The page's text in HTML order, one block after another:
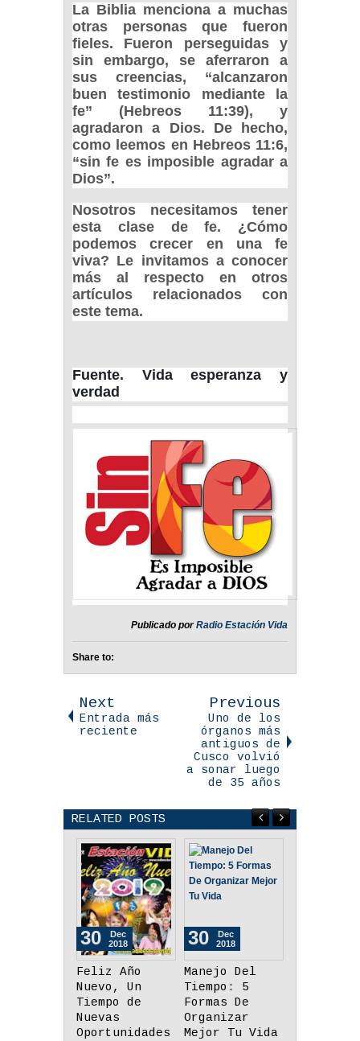
La Biblia menciona a muchas
otras personas que fueron
fieles. Fueron perseguidas y
sin embargo, se aferraron a
sus creencias, “alcanzaron
buen testimonio mediante la
fe” (Hebreos 11:39), y
agradaron a Dios. De hecho,
como leemos en Hebreos 11:6,
“sin fe es imposible agradar a
Dios”.
Nosotros necesitamos tener
esta clase de fe. ¿Cómo
podemos crecer en una fe
viva? Le invitamos a conocer
más al respecto en otros
artículos relacionados con
este tema.
Fuente. Vida esperanza y
verdad
Publicado porRadio Estación Vida
Share to:
Next
Entrada más
reciente
Previous
Uno de los
órganos más
antiguos de
Cusco volvió
a sonar luego
de 35 años
RELATED POSTS
Manejo Del
Tiempo: 5
Formas De
Organizar
Mejor Tu Vida
30
Dec
2018
Nadie Llega A
Tu Vida Sin
Motivo
30
Dec
2018